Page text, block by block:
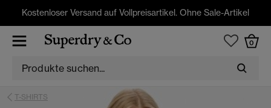
Kostenloser Versand auf Vollpreisartikel. Ohne Sale-Artikel
0
T-SHIRTS